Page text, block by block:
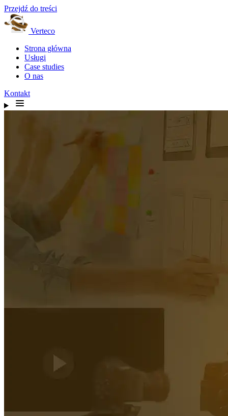
Przejdź do treści
Verteco
Strona główna
Usługi
Case studies
O nas
Kontakt